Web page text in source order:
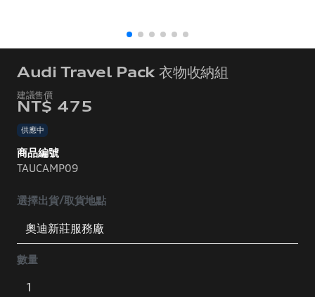
Audi Travel Pack 衣物收納組
NT$ 475
供應中
商品編號
TAUCAMP09
選擇出貨/取貨地點
數量